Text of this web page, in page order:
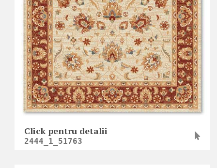
Click pentru detalii
2444_1_51763